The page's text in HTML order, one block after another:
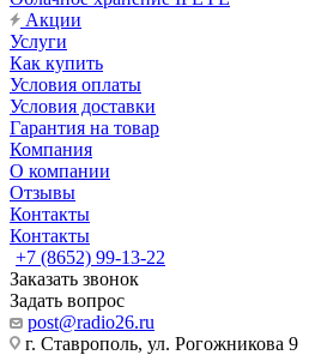
Акции
Услуги
Как купить
Условия оплаты
Условия доставки
Гарантия на товар
Компания
О компании
Отзывы
Контакты
Контакты
+7 (8652) 99-13-22
Заказать звонок
Задать вопрос
post@radio26.ru
г. Ставрополь, ул. Рогожникова 9